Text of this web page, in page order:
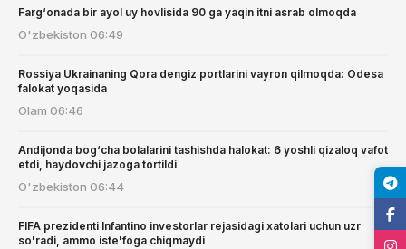
Farg‘onada bir ayol uy hovlisida 90 ga yaqin itni asrab olmoqda
O'zbekiston 06:49
Rossiya Ukrainaning Qora dengiz portlarini vayron qilmoqda: Odesa
falokat yoqasida
Olam 06:46
Andijonda bog‘cha bolalarini tashishda halokat: 6 yoshli qizaloq vafot
etdi, haydovchi jazoga tortildi
O'zbekiston 06:44
FIFA prezidenti Infantino investorlar rejasidagi xatolari uchun uzr
so'radi, ammo iste'foga chiqmaydi